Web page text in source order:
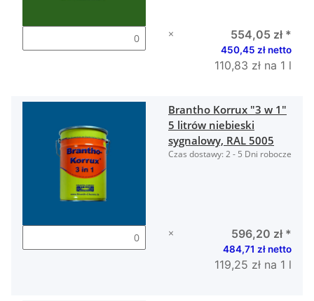
× 554,05 zł *
450,45 zł netto
110,83 zł na 1 l
Brantho Korrux "3 w 1"
5 litrów niebieski
sygnalowy, RAL 5005
Czas dostawy:2 - 5 Dni robocze
× 596,20 zł *
484,71 zł netto
119,25 zł na 1 l